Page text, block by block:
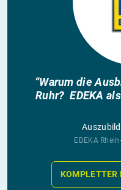
“Warum die
Ruhr? EDEKA
EDEKA
KOMPLETTER